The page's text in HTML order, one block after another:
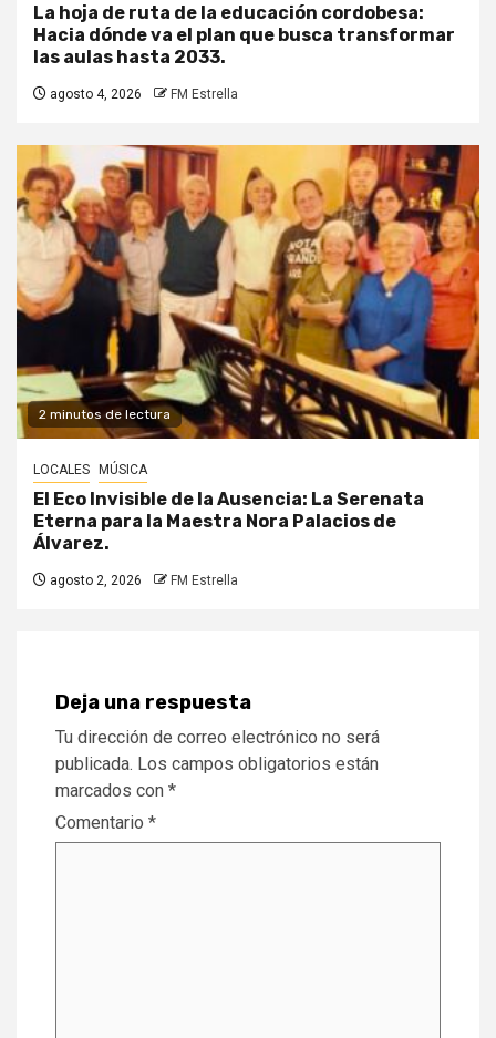
La hoja de ruta de la educación cordobesa:
Hacia dónde va el plan que busca transformar
las aulas hasta 2033.
agosto 4, 2026 FM Estrella
2 minutos de lectura
LOCALES MÚSICA
El Eco Invisible de la Ausencia: La Serenata
Eterna para la Maestra Nora Palacios de
Álvarez.
agosto 2, 2026 FM Estrella
Deja una respuesta
Tu dirección de correo electrónico no será
publicada. Los campos obligatorios están
marcados con *
Comentario *